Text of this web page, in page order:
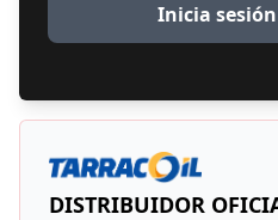
Inicia
DISTRIBUIDOR